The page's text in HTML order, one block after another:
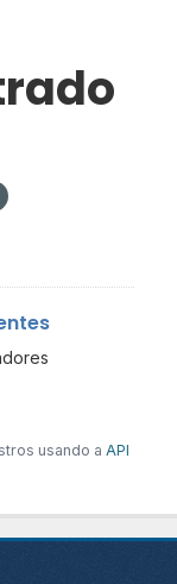
usando a API